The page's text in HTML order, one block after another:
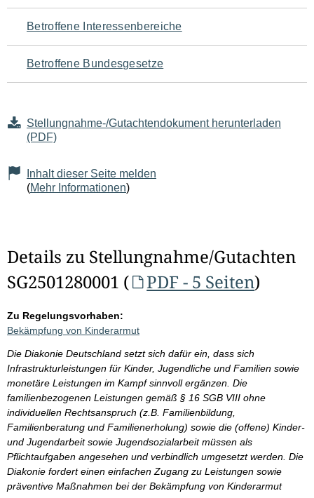
für
den
Seiteninhalt
Betroffene Interessenbereiche
Betroffene Bundesgesetze
Stellungnahme-/Gutachtendokument herunterladen
(PDF)
Inhalt dieser Seite melden
(Mehr Informationen)
Details zu Stellungnahme/Gutachten
SG2501280001 (
PDF - 5 Seiten)
Zu Regelungsvorhaben:
Bekämpfung von Kinderarmut
Die Diakonie Deutschland setzt sich dafür ein, dass sich
Infrastrukturleistungen für Kinder, Jugendliche und Familien sowie
monetäre Leistungen im Kampf sinnvoll ergänzen. Die
familienbezogenen Leistungen gemäß § 16 SGB VIII ohne
individuellen Rechtsanspruch (z.B. Familienbildung,
Familienberatung und Familienerholung) sowie die (offene) Kinder-
und Jugendarbeit sowie Jugendsozialarbeit müssen als
Pflichtaufgaben angesehen und verbindlich umgesetzt werden. Die
Diakonie fordert einen einfachen Zugang zu Leistungen sowie
präventive Maßnahmen bei der Bekämpfung von Kinderarmut